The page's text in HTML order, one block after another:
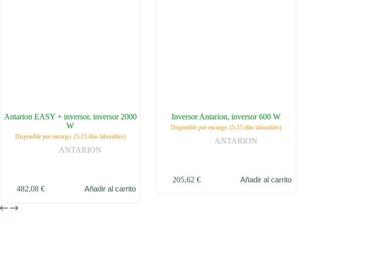
Antarion EASY + inversor, inversor 2000
W
Disponible por encargo. (5-15 días laborables)
ANTARION
482,08 € Añadir al carrito
Inversor Antarion, inversor 600 W
Disponible por encargo. (5-15 días laborables)
ANTARION
205,62 € Añadir al carrito